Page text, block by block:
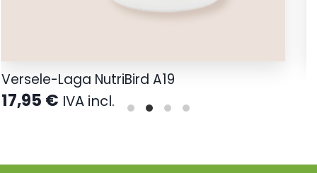
Versele-Laga NutriBird A19
17,95 € IVA incl.